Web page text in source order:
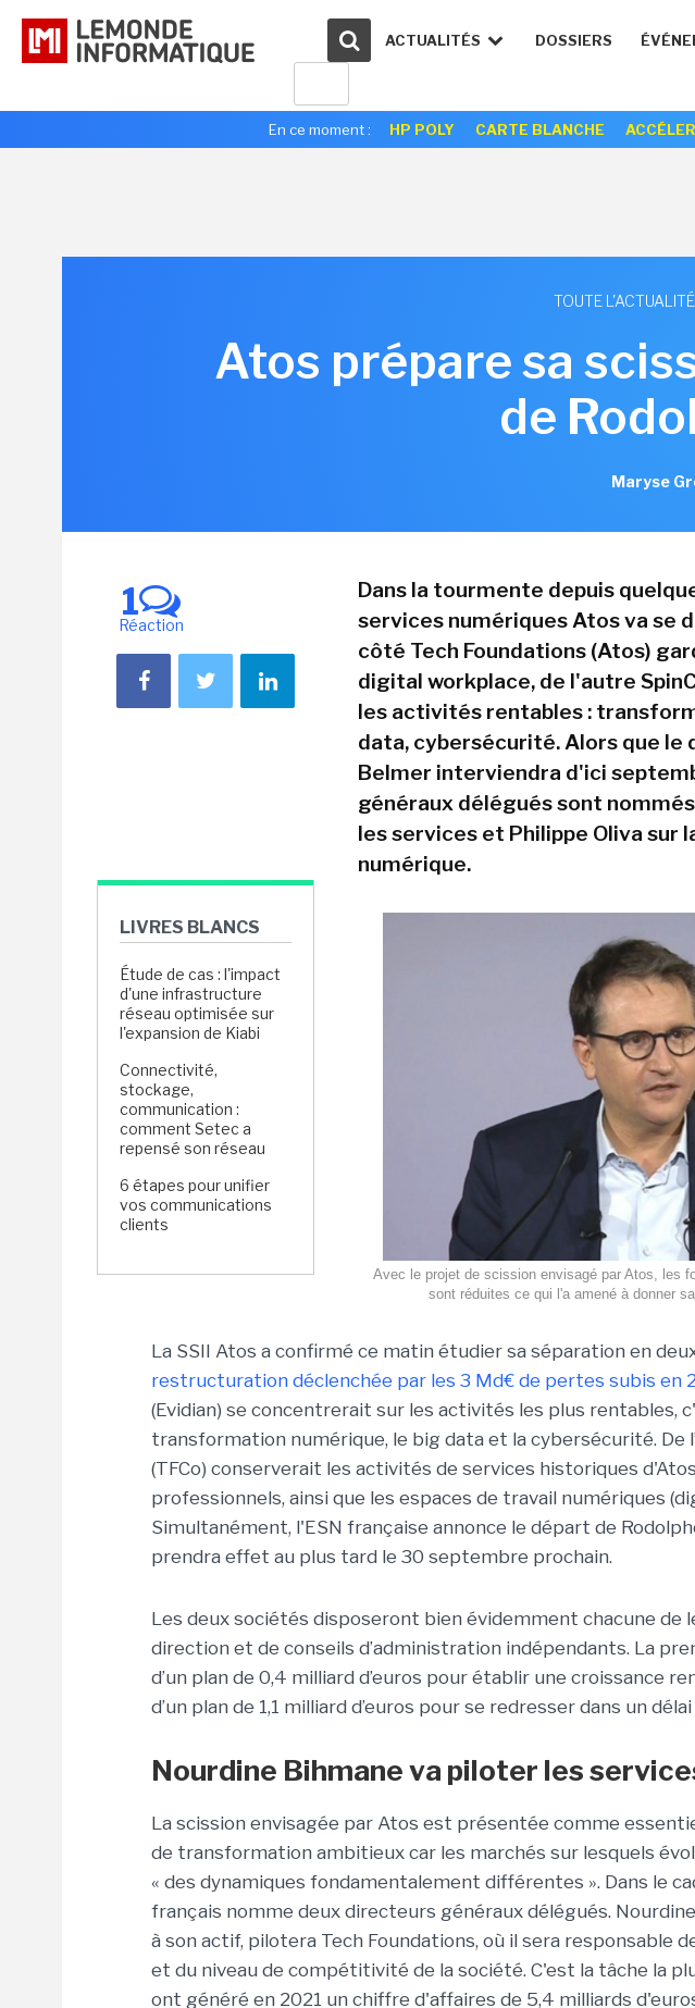
ACTUALITÉS DOSSIERS
En ce moment : HP POLY CARTE BLANCHE
TOUTE L'ACTUALITÉ
Atos prépare sa
de
Maryse
1
Réaction
LIVRES BLANCS
Étude de cas : l'impact
d'une infrastructure
réseau optimisée sur
l'expansion de Kiabi
Connectivité,
stockage,
communication :
comment Setec a
repensé son réseau
6 étapes pour unifier
vos communications
clients
Dans la tourmente depuis
services numériques Atos va se
côté Tech Foundations (Atos)
digital workplace, de l'autre
les activités rentables :
data, cybersécurité. Alors que le
Belmer interviendra d'ici
généraux délégués sont
les services et Philippe Oliva sur
numérique.
Avec le projet de scission envisagé par Atos, les
sont réduites ce qui l'a amené à donner
La SSII Atos a confirmé ce matin étudier sa séparation en
restructuration déclenchée par les 3 Md€ de pertes subis en
(Evidian) se concentrerait sur les activités les plus rentables,
transformation numérique, le big data et la cybersécurité. De
(TFCo) conserverait les activités de services historiques
professionnels, ainsi que les espaces de travail numériques
Simultanément, l'ESN française annonce le départ de
prendra effet au plus tard le 30 septembre prochain.
Les deux sociétés disposeront bien évidemment chacune de
direction et de conseils d’administration indépendants. La
d’un plan de 0,4 milliard d’euros pour établir une croissance
d’un plan de 1,1 milliard d’euros pour se redresser dans un
Nourdine Bihmane va piloter les
La scission envisagée par Atos est présentée comme
de transformation ambitieux car les marchés sur lesquels
« des dynamiques fondamentalement différentes ». Dans le
français nomme deux directeurs généraux délégués. Nourdine
à son actif, pilotera Tech Foundations, où il sera responsable
et du niveau de compétitivité de la société. C'est la tâche la
ont généré en 2021 un chiffre d'affaires de 5,4 milliards